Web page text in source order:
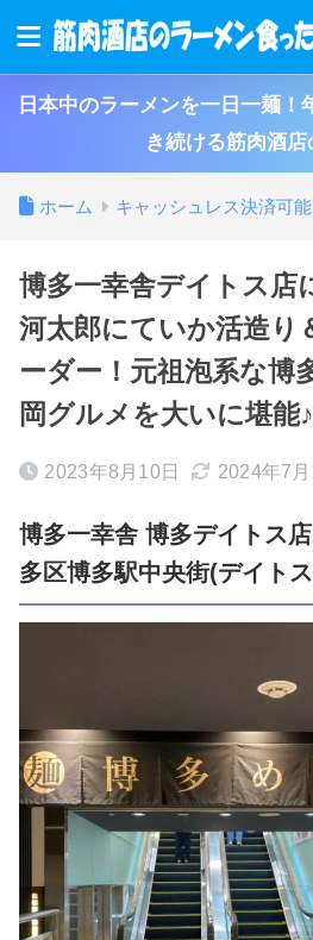
日本中のラーメンを一日一麺！
き続ける筋肉酒
ホーム キャッシュレス決済可能
博多一幸舎デイトス
河太郎にていか活造り
ーダー！元祖泡系な博
岡グルメを大いに堪能♪
2023年8月10日 2024年7月
博多一幸舎 博多デイトス
多区博多駅中央街(デイト